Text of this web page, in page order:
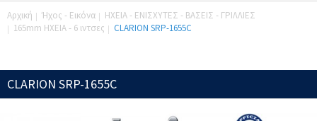
Αρχική Ήχος - Εικόνα
ΗΧΕΙΑ - ΕΝΙΣΧΥΤΕΣ - ΒΑΣΕΙΣ - ΓΡΙΛΛΙΕΣ
165mm ΗΧΕΙΑ - 6 ιντσες
CLARION SRP-1655C
CLARION SRP-1655C